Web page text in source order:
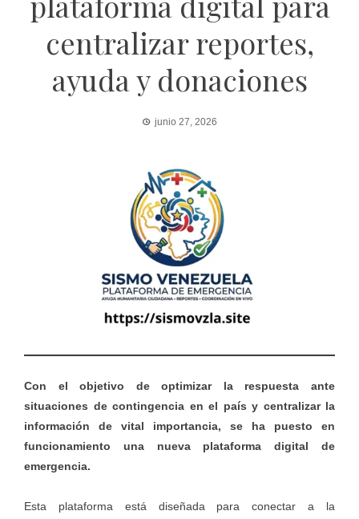
centralizar reportes,
ayuda y donaciones
junio 27, 2026
Con el objetivo de optimizar la respuesta ante
situaciones de contingencia en el país y centralizar la
información de vital importancia, se ha puesto en
funcionamiento una nueva plataforma digital de
emergencia.
Esta plataforma está diseñada para conectar a la